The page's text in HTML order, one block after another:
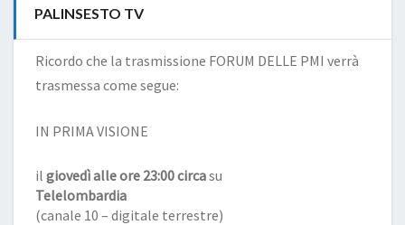
PALINSESTO TV
Ricordo che la trasmissione FORUM DELLE PMI verrà
trasmessa come segue:
IN PRIMA VISIONE
il giovedì alle ore 23:00 circasu
Telelombardia
(canale 10 – digitale terrestre)